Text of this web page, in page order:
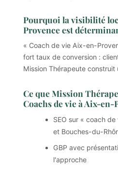
Pourquoi la visibilité
Provence est
« Coach de vie Aix-en-
fort taux de conversion :
Mission Thérapeute construit
Ce que Mission
Coachs de vie à Aix-en-
SEO sur « coach
et Bouches-du-
GBP avec
l'approche